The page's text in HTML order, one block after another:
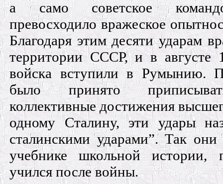
а само советское
превосходило вражеское
Благодаря этим десяти ударам
территории СССР, и в августе
войска вступили в Румынию.
было принято
коллективные достижения
одному Сталину, эти удары
сталинскими ударами”. Так
учебнике школьной истории,
учился после войны.